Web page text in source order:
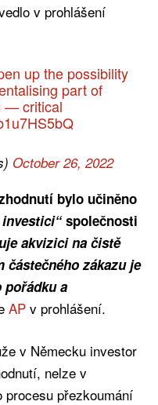
v prohlášení
up the possibility
part of
— critical
October 26, 2022
bylo učiněno
společnosti
akvizici na čistě
částečného zákazu je
pořádku a
AP v prohlášení.
v Německu investor
nelze v
procesu přezkoumání